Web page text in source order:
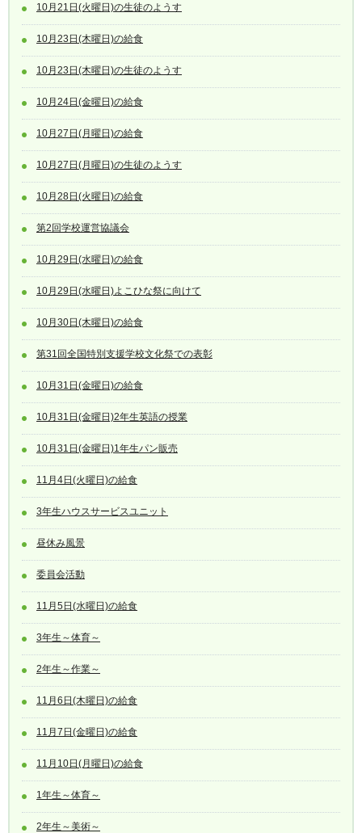
10月21日(火曜日)の生徒のようす
10月23日(木曜日)の給食
10月23日(木曜日)の生徒のようす
10月24日(金曜日)の給食
10月27日(月曜日)の給食
10月27日(月曜日)の生徒のようす
10月28日(火曜日)の給食
第2回学校運営協議会
10月29日(水曜日)の給食
10月29日(水曜日)よこひな祭に向けて
10月30日(木曜日)の給食
第31回全国特別支援学校文化祭での表彰
10月31日(金曜日)の給食
10月31日(金曜日)2年生英語の授業
10月31日(金曜日)1年生パン販売
11月4日(火曜日)の給食
3年生ハウスサービスユニット
昼休み風景
委員会活動
11月5日(水曜日)の給食
3年生～体育～
2年生～作業～
11月6日(木曜日)の給食
11月7日(金曜日)の給食
11月10日(月曜日)の給食
1年生～体育～
2年生～美術～